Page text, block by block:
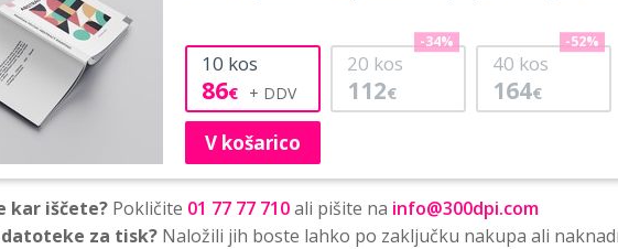
10 kos
86€
20 kos
112€
-34%
40 kos
164€
-52%
V košarico
kar iščete? Pokličite 01 77 77 710ali pišite na info@300dpi.com
za tisk? Naložili jih boste lahko po zaključku nakupa ali